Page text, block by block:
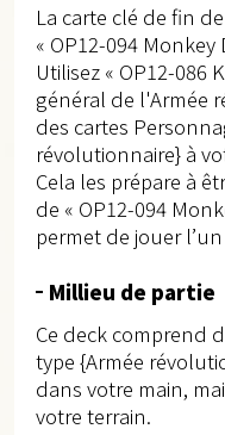
La carte clé de fin
« OP12-094 Monkey
Utilisez « OP12-086
général de l'Armée
des cartes
révolutionnaire} à
Cela les prépare à
de « OP12-094
permet de jouer
Millieu de partie
Ce deck comprend
type {Armée
dans votre main,
votre terrain.